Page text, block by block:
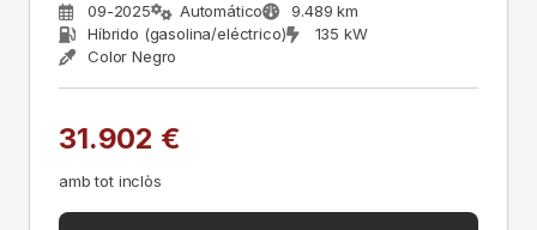
09-2025 Automático
9.489 km
Híbrido (gasolina/eléctrico)
135 kW
Color Negro
31.902 €
amb tot inclòs